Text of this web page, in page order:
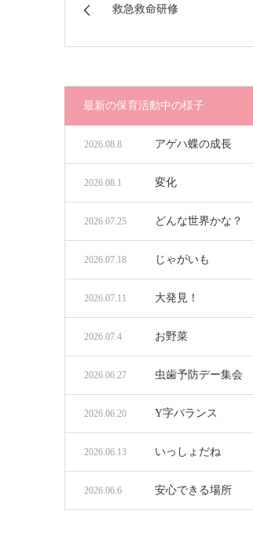
救急救命研修
最新の保育活動中の様子
アゲハ蝶の成長
2026.08.8
変化
2026.08.1
どんな世界かな？
2026.07.25
じゃがいも
2026.07.18
大発見！
2026.07.11
お野菜
2026.07.4
虫歯予防デー集会
2026.06.27
Y字バランス
2026.06.20
いっしょだね
2026.06.13
安心できる場所
2026.06.6